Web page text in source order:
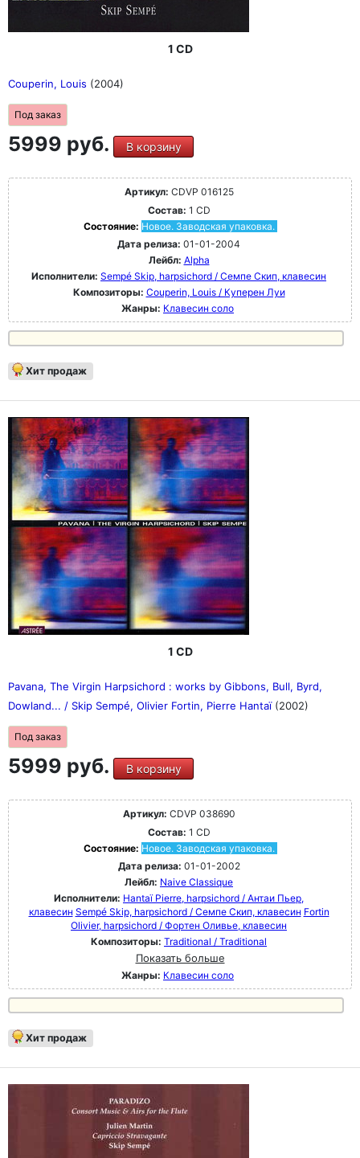
1 CD
Couperin, Louis (2004)
Под заказ
5999 руб. В корзину
Артикул: CDVP 016125
Состав: 1 CD
Состояние: Новое. Заводская упаковка.
Дата релиза: 01-01-2004
Лейбл: Alpha
Исполнители: Sempé Skip, harpsichord / Семпе Скип, клавесин
Композиторы: Couperin, Louis / Куперен Луи
Жанры: Клавесин соло
Хит продаж
1 CD
Pavana, The Virgin Harpsichord : works by Gibbons, Bull, Byrd,
Dowland... / Skip Sempé, Olivier Fortin, Pierre Hantaï (2002)
Под заказ
5999 руб. В корзину
Артикул: CDVP 038690
Состав: 1 CD
Состояние: Новое. Заводская упаковка.
Дата релиза: 01-01-2002
Лейбл: Naive Classique
Исполнители: Hantaï Pierre, harpsichord / Антаи Пьер,
клавесин Sempé Skip, harpsichord / Семпе Скип, клавесин Fortin
Olivier, harpsichord / Фортен Оливье, клавесин
Композиторы: Traditional / Traditional
Показать больше
Жанры: Клавесин соло
Хит продаж